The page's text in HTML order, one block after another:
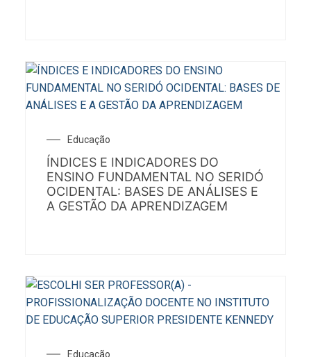
Educação
ÍNDICES E INDICADORES DO
ENSINO FUNDAMENTAL NO SERIDÓ
OCIDENTAL: BASES DE ANÁLISES E
A GESTÃO DA APRENDIZAGEM
Educação